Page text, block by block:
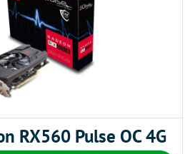
RX560 Pulse OC 4G